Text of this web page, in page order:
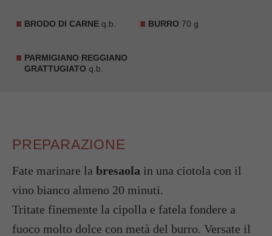
BRODO DI CARNE q.b. BURRO 70 g
PARMIGIANO REGGIANO
GRATTUGIATO q.b.
PREPARAZIONE
Fate marinare la bresaola in una ciotola con il
vino bianco almeno 20 minuti.
Tritate finemente la cipolla e fatela fondere a
fuoco molto dolce con metà del burro. Versate il